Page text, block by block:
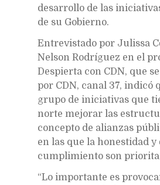
desarrollo de las
de su Gobierno.
Entrevistado por Julissa
Nelson Rodríguez en el
Despierta con CDN, que
por CDN, canal 37, indicó
grupo de iniciativas que
norte mejorar las
concepto de alianzas
en las que la honestidad y
cumplimiento son
“Lo importante es